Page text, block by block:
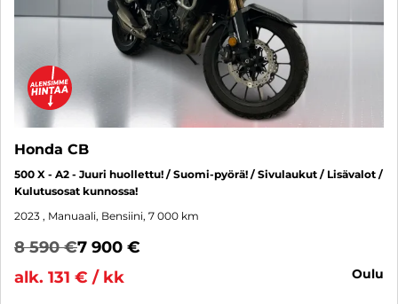
Honda CB
500 X - A2 - Juuri huollettu! / Suomi-pyörä! / Sivulaukut / Lisävalot /
Kulutusosat kunnossa!
2023 , Manuaali, Bensiini, 7 000 km
8 590 €7 900 €
alk. 131 € / kk
oulu